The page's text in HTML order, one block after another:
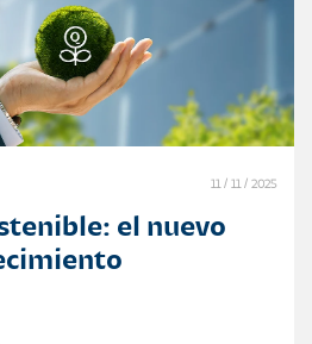
11 / 11 / 2025
el nuevo